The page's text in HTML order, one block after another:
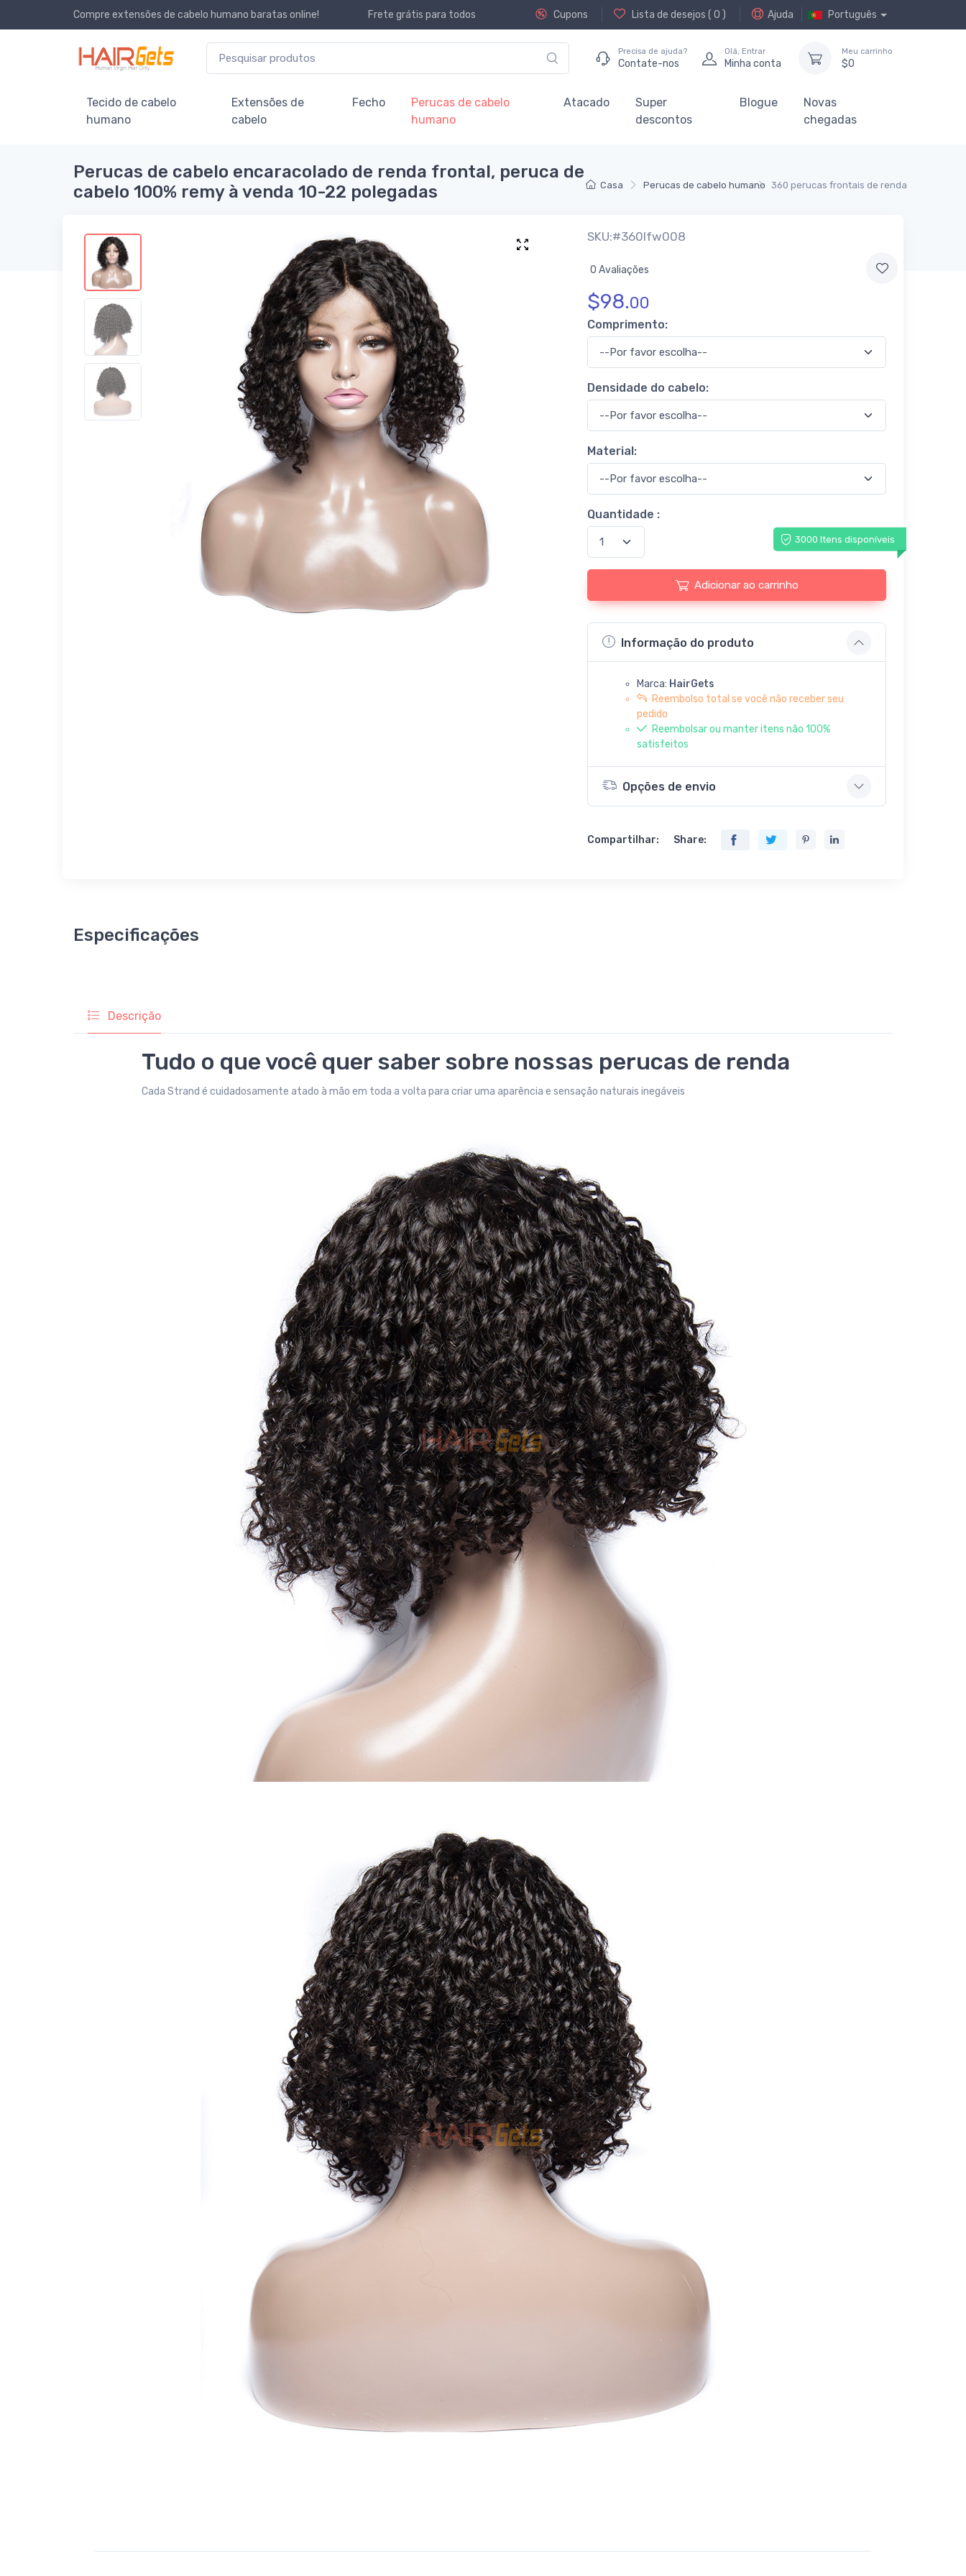
Compre extensões de cabelo humano baratas online! Frete grátis para todos Cupons Lista de desejos (0 ) Ajuda Português
Precisa de ajuda?
Contate-nos
Olá, Entrar
Minha conta
Meu carrinho
$0
Tecido de cabelo
humano
Extensões de
cabelo
Fecho
Perucas de cabelo
humano
Atacado
Super
descontos
Blogue
Novas
chegadas
Casa Perucas de cabelo humano 360 perucas frontais de renda
Perucas de cabelo encaracolado de renda frontal, peruca de
cabelo 100% remy à venda 10-22 polegadas
SKU:#360lfw008
0 Avaliações
$98.00
Comprimento:
Densidade do cabelo:
Material:
Quantidade :
3000 Itens disponíveis
Adicionar ao carrinho
Informação do produto
Marca: HairGets
Reembolso total se você não receber seu
pedido
Reembolsar ou manter itens não 100%
satisfeitos
Opções de envio
Compartilhar: Share:
Especificações
Descrição
Tudo o que você quer saber sobre nossas perucas de renda
Cada Strand é cuidadosamente atado à mão em toda a volta para criar uma aparência e sensação naturais inegáveis